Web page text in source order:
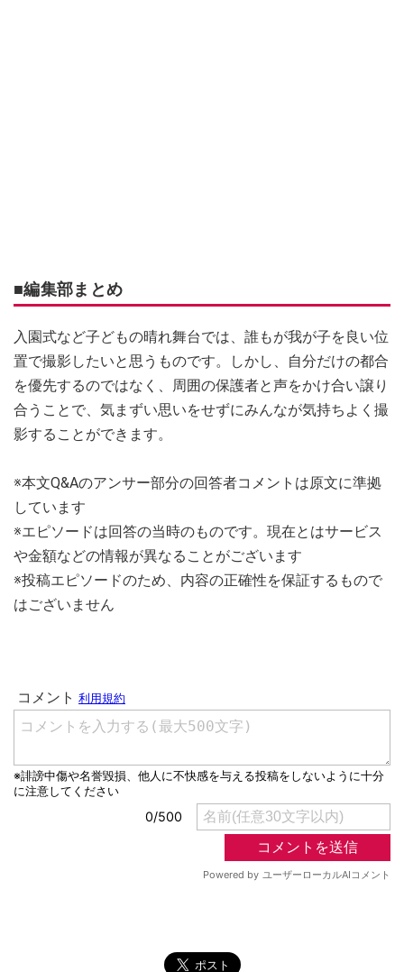
■編集部まとめ
入園式など子どもの晴れ舞台では、誰もが我が子を良い位
置で撮影したいと思うものです。しかし、自分だけの都合
を優先するのではなく、周囲の保護者と声をかけ合い譲り
合うことで、気まずい思いをせずにみんなが気持ちよく撮
影することができます。
※本文Q&Aのアンサー部分の回答者コメントは原文に準拠
しています
※エピソードは回答の当時のものです。現在とはサービス
や金額などの情報が異なることがございます
※投稿エピソードのため、内容の正確性を保証するもので
はございません